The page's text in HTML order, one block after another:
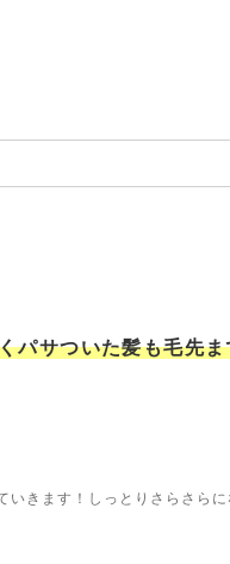
パサついた髪も毛先ま
いきます！しっとりさらさらに